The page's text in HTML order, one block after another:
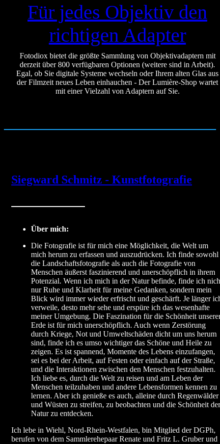
Für jedes Objektiv den
richtigen Adapter
Fotodiox bietet die größte Sammlung von Objektivadaptern mit
derzeit über 800 verfügbaren Optionen (weitere sind in Arbeit).
Egal, ob Sie digitale Systeme wechseln oder Ihrem alten Glas aus
der Filmzeit neues Leben einhauchen - Der Lumière-Shop wartet
mit einer Vielzahl von Adaptern auf Sie.
Siegward Schmitz - Kunstfotografie
Über mich:
Die Fotografie ist für mich eine Möglichkeit, die Welt um
mich herum zu erfassen und auszudrücken. Ich finde sowohl
die Landschaftsfotografie als auch die Fotografie von
Menschen äußerst faszinierend und unerschöpflich in ihrem
Potenzial. Wenn ich mich in der Natur befinde, finde ich
nur Ruhe und Klarheit für meine Gedanken, sondern mein
Blick wird immer wieder erfrischt und geschärft. Je länger
verweile, desto mehr sehe und erspüre ich das wesenhafte
meiner Umgebung. Die Faszination für die Schönheit
Erde ist für mich unerschöpflich. Auch wenn Zerstörung
durch Kriege, Not und Umweltschäden dicht um uns herum
sind, finde ich es umso wichtiger das Schöne und Heile zu
zeigen. Es ist spannend, Momente des Lebens einzufangen,
sei es bei der Arbeit, auf Festen oder einfach auf der Straße,
und die Interaktionen zwischen den Menschen festzuhalten.
Ich liebe es, durch die Welt zu reisen und am Leben der
Menschen teilzuhaben und andere Lebensformen kennen zu
lernen. Aber ich genieße es auch, alleine durch Regenwälder
und Wüsten zu streifen, zu beobachten und die Schönheit der
Natur zu entdecken.
Ich lebe in Wiehl, Nord-Rhein-Westfalen, bin Mitglied der DGPh,
berufen von dem Sammlerehepaar Renate und Fritz L. Gruber und